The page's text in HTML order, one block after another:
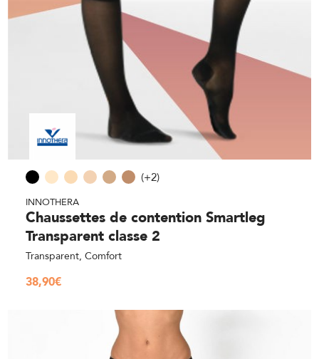
(+2)
INNOTHERA
Chaussettes de contention Smartleg
Transparent classe 2
Transparent, Comfort
38,90€